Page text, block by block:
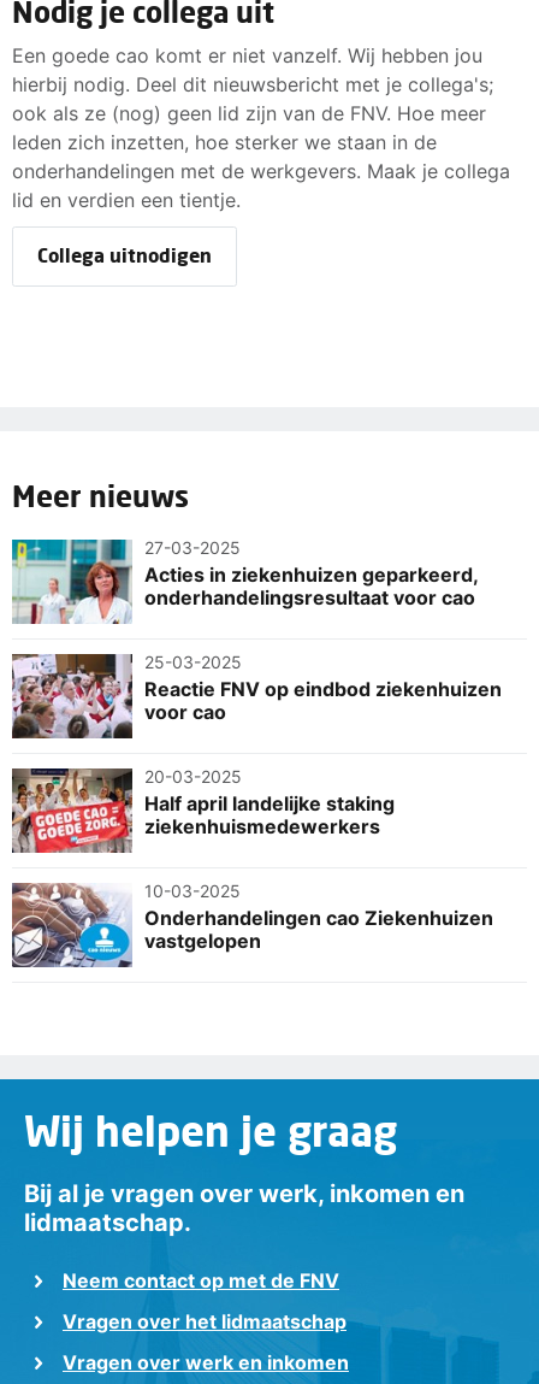
Nodig je collega uit
Een goede cao komt er niet vanzelf. Wij hebben jou
hierbij nodig. Deel dit nieuwsbericht met je collega's;
ook als ze (nog) geen lid zijn van de FNV. Hoe meer
leden zich inzetten, hoe sterker we staan in de
onderhandelingen met de werkgevers. Maak je collega
lid en verdien een tientje.
Collega uitnodigen
Meer nieuws
27-03-2025
Acties in ziekenhuizen geparkeerd,
onderhandelingsresultaat voor cao
25-03-2025
Reactie FNV op eindbod ziekenhuizen
voor cao
20-03-2025
Half april landelijke staking
ziekenhuismedewerkers
10-03-2025
Onderhandelingen cao Ziekenhuizen
vastgelopen
Wij helpen je graag
Bij al je vragen over werk, inkomen en
lidmaatschap.
Neem contact op met de FNV
Vragen over het lidmaatschap
Vragen over werk en inkomen